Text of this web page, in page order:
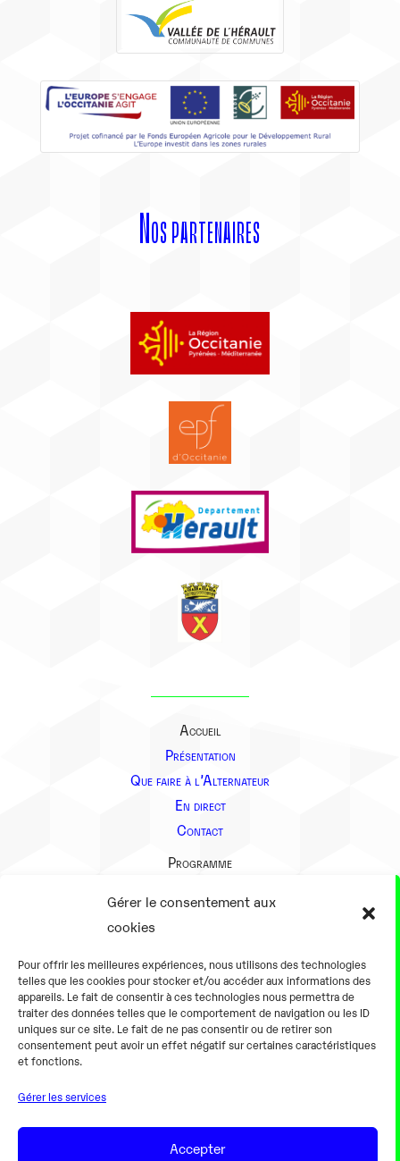
Gérer le consentement aux
cookies
Pour offrir les meilleures expériences, nous utilisons des technologies
telles que les cookies pour stocker et/ou accéder aux informations des
appareils. Le fait de consentir à ces technologies nous permettra de
traiter des données telles que le comportement de navigation ou les ID
uniques sur ce site. Le fait de ne pas consentir ou de retirer son
consentement peut avoir un effet négatif sur certaines caractéristiques
et fonctions.
Gérer les services
Accepter
Nos partenaires
Accueil
Présentation
Que faire à l’Alternateur
En direct
Contact
Programme
Présentation
En pratique
Tarifs et horaires
Salles
Équipements numériques
Gaming